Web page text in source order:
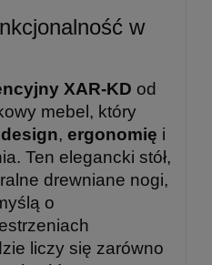
w
XAR-KD od
mebel, który
, ergonomię i
Ten elegancki stół,
drewniane nogi,
o
liczy się zarówno